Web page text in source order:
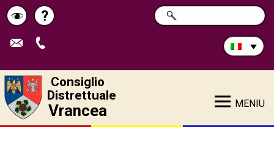
Schimbă
contrastul
Pagina
de
?
Cerca
nel
RICERCA
Consiglio
Distrettuale
Vrancea MENIU